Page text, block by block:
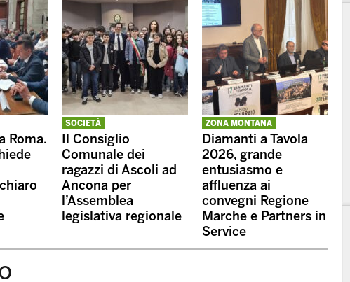
Roma.
SOCIETÀ
Il Consiglio
Comunale dei
ragazzi di Ascoli ad
Ancona per
l’Assemblea
legislativa regionale
ZONA MONTANA
Diamanti a Tavola
2026, grande
entusiasmo e
affluenza ai
convegni Regione
Marche e Partners in
Service